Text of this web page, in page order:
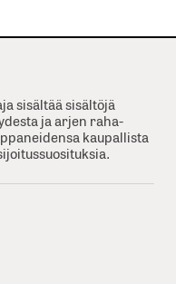
sisältää sisältöjä
ja arjen raha-
kaupallista